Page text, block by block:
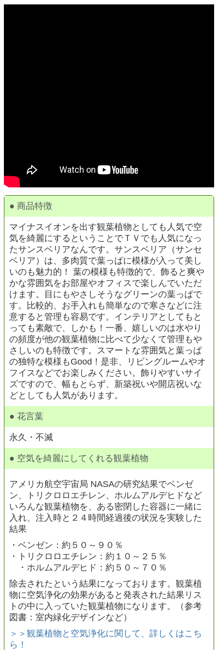
● 商品特徴
マイナスイオンを出す観葉植物としても人気で空
気を綺麗にするということでＴＶでも人気になっ
たサンスベリアなんです。サンスベリア（サンセ
ベリア）は、多肉質で葉っぱに模様が入って美し
いのも魅力的！ 葉の模様も特徴的で、飾ると爽や
かな雰囲気をお部屋やオフィスで楽しんでいただ
けます。目にもやさしそうなグリーンの葉っぱで
す。比較的、お手入れも簡単なので寒さなどに注
意すると管理も容易です。インテリアとしてもと
っても素敵で、しかも！一番、嬉しいのは水やり
の頻度が他の観葉植物に比べて少なくて管理もや
さしいのも特徴です。スマートな雰囲気と葉っぱ
の独特な模様もGood！是非、リビングルームやオ
フイスなどでお楽しみください。飾りやすいサイ
ズですので、幅もとらず、新築祝いや開店祝いな
どとしても人気があります。
● 花言葉
永久・不滅
● 空気を綺麗にしてくれる観葉植物
アメリカ航空宇宙局 NASAの研究結果でベンゼ
ン、トリクロロエチレン、ホルムアルデヒドなど
いろんな観葉植物を、ある密閉した容器に一緒に
入れ、注入時と２４時間経過後の状況を実験した
結果
・ベンゼン：約５０～９０％
・トリクロロエチレン：約１０～２５％
・ホルムアルデヒド：約５０～７０％
除去されたという結果になっております。観葉植
物に空気浄化の効果があると発表された結果リス
トの中に入っていた観葉植物になります。（参考
図書：室内緑化デザインなど）
＞＞観葉植物と空気浄化に関して、詳しくはこち
ら！